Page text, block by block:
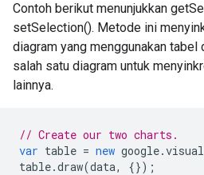
Contoh berikut menunjukkan
setSelection(). Metode ini
diagram yang menggunakan tabel
salah satu diagram untuk
lainnya.
// Create our two charts.
var table = new google.
table.draw(data, {});